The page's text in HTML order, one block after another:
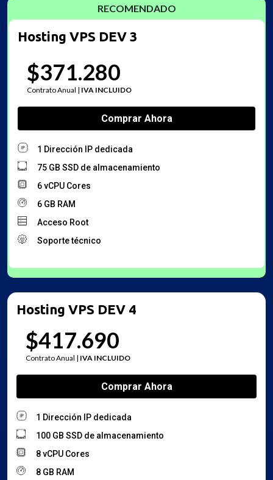
Hosting VPS DEV 3
$371.280
Contrato Anual | IVA INCLUIDO
1 Dirección IP dedicada
75 GB SSD de almacenamiento
6 vCPU Cores
6 GB RAM
Acceso Root
Soporte técnico
Hosting VPS DEV 4
$417.690
Contrato Anual | IVA INCLUIDO
1 Dirección IP dedicada
100 GB SSD de almacenamiento
8 vCPU Cores
8 GB RAM